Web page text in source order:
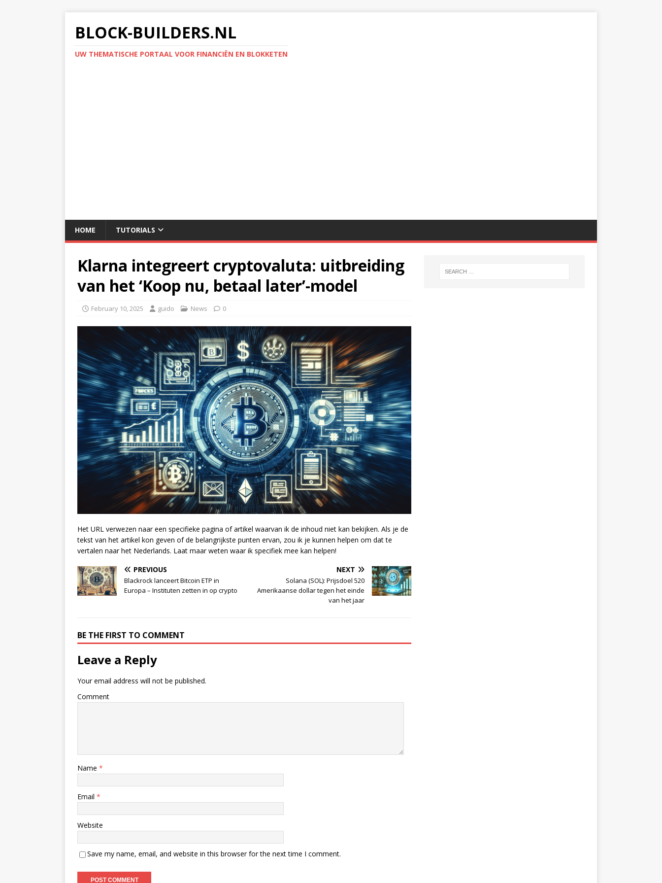
BLOCK-BUILDERS.NL
UW THEMATISCHE PORTAAL VOOR FINANCIËN EN BLOKKETEN
HOME TUTORIALS
Klarna integreert cryptovaluta: uitbreiding
van het ‘Koop nu, betaal later’-model
February 10, 2025 guido News 0
Het URL verwezen naar een specifieke pagina of artikel waarvan ik de inhoud niet kan bekijken. Als je de
tekst van het artikel kon geven of de belangrijkste punten ervan, zou ik je kunnen helpen om dat te
vertalen naar het Nederlands. Laat maar weten waar ik specifiek mee kan helpen!
PREVIOUS
Blackrock lanceert Bitcoin ETP in
Europa – Instituten zetten in op crypto
NEXT
Solana (SOL): Prijsdoel 520
Amerikaanse dollar tegen het einde
van het jaar
BE THE FIRST TO COMMENT
Leave a Reply
Your email address will not be published.
Comment
Name *
Email *
Website
Save my name, email, and website in this browser for the next time I comment.